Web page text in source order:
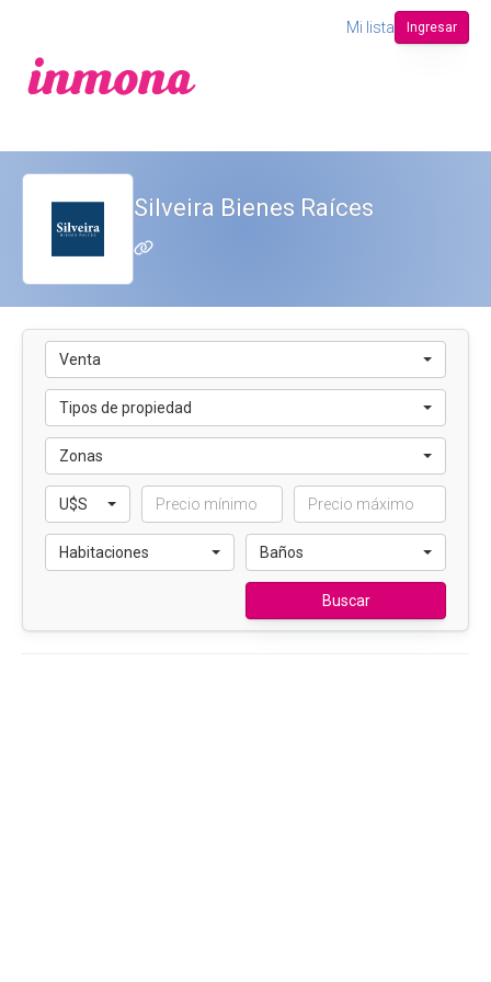
Mi lista Ingresar
Silveira Bienes Raíces
Venta
Tipos de propiedad
Zonas
U$S
Habitaciones Baños
Buscar